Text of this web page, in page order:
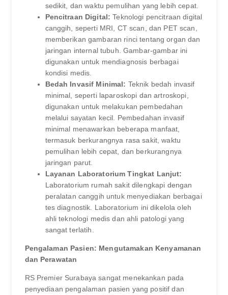
sedikit, dan waktu pemulihan yang lebih cepat.
Pencitraan Digital: Teknologi pencitraan digital
canggih, seperti MRI, CT scan, dan PET scan,
memberikan gambaran rinci tentang organ dan
jaringan internal tubuh. Gambar-gambar ini
digunakan untuk mendiagnosis berbagai
kondisi medis.
Bedah Invasif Minimal: Teknik bedah invasif
minimal, seperti laparoskopi dan artroskopi,
digunakan untuk melakukan pembedahan
melalui sayatan kecil. Pembedahan invasif
minimal menawarkan beberapa manfaat,
termasuk berkurangnya rasa sakit, waktu
pemulihan lebih cepat, dan berkurangnya
jaringan parut.
Layanan Laboratorium Tingkat Lanjut:
Laboratorium rumah sakit dilengkapi dengan
peralatan canggih untuk menyediakan berbagai
tes diagnostik. Laboratorium ini dikelola oleh
ahli teknologi medis dan ahli patologi yang
sangat terlatih.
Pengalaman Pasien: Mengutamakan Kenyamanan
dan Perawatan
RS Premier Surabaya sangat menekankan pada
penyediaan pengalaman pasien yang positif dan